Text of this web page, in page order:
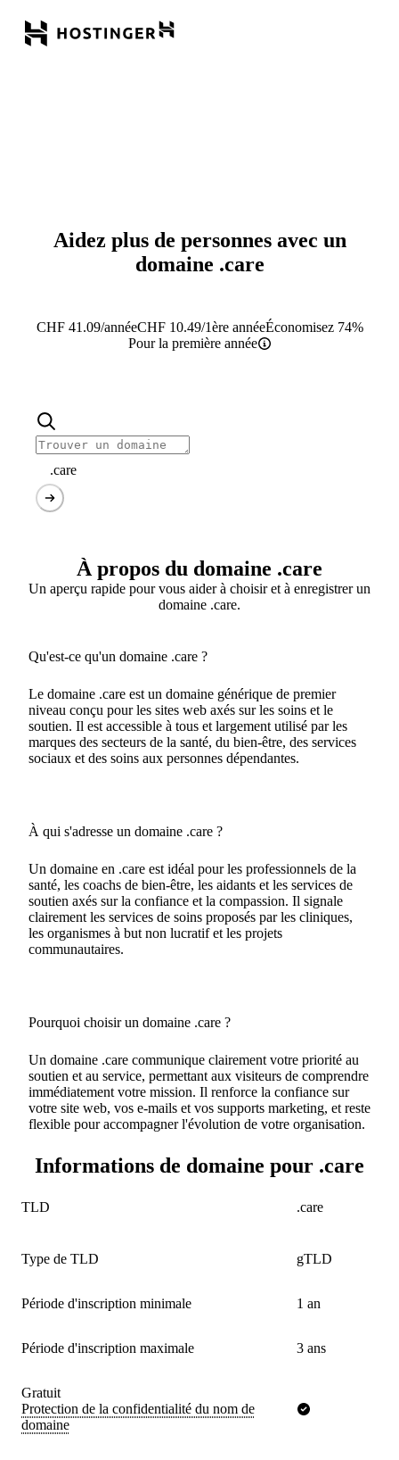
Aidez plus de personnes avec un
domaine .care
CHF 41.09/annéeCHF 10.49/1ère annéeÉconomisez 74%
Pour la première année
.care
À propos du domaine .care
Un aperçu rapide pour vous aider à choisir et à enregistrer un
domaine .care.
Qu'est-ce qu'un domaine .care ?
Le domaine .care est un domaine générique de premier
niveau conçu pour les sites web axés sur les soins et le
soutien. Il est accessible à tous et largement utilisé par les
marques des secteurs de la santé, du bien-être, des services
sociaux et des soins aux personnes dépendantes.
À qui s'adresse un domaine .care ?
Un domaine en .care est idéal pour les professionnels de la
santé, les coachs de bien-être, les aidants et les services de
soutien axés sur la confiance et la compassion. Il signale
clairement les services de soins proposés par les cliniques,
les organismes à but non lucratif et les projets
communautaires.
Pourquoi choisir un domaine .care ?
Un domaine .care communique clairement votre priorité au
soutien et au service, permettant aux visiteurs de comprendre
immédiatement votre mission. Il renforce la confiance sur
votre site web, vos e-mails et vos supports marketing, et reste
flexible pour accompagner l'évolution de votre organisation.
Informations de domaine pour .care
TLD .care
Type de TLD gTLD
Période d'inscription minimale 1 an
Période d'inscription maximale 3 ans
Protection de la confidentialité du nom de
domaine
Gratuit